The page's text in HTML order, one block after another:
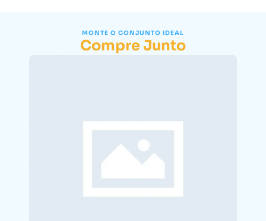
MONTE O CONJUNTO IDEAL
Compre Junto